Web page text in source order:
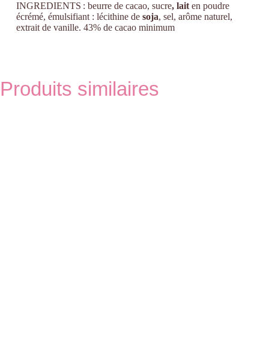
INGREDIENTS : beurre de cacao, sucre, laiten poudre
écrémé, émulsifiant : lécithine de soja, sel, arôme naturel,
extrait de vanille. 43% de cacao minimum
Produits similaires